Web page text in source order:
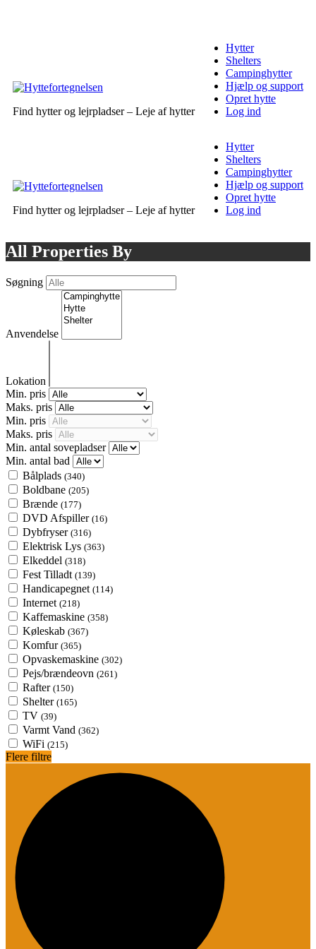
Find hytter og lejrpladser – Leje af hytter
Hytter
Shelters
Campinghytter
Hjælp og support
Opret hytte
Log ind
Find hytter og lejrpladser – Leje af hytter
Hytter
Shelters
Campinghytter
Hjælp og support
Opret hytte
Log ind
All Properties By
Søgning
Anvendelse
Lokation
Min. pris
Maks. pris
Min. pris
Maks. pris
Min. antal sovepladser
Min. antal bad
Bålplads (340)
Boldbane (205)
Brænde (177)
DVD Afspiller (16)
Dybfryser (316)
Elektrisk Lys (363)
Elkeddel (318)
Fest Tilladt (139)
Handicapegnet (114)
Internet (218)
Kaffemaskine (358)
Køleskab (367)
Komfur (365)
Opvaskemaskine (302)
Pejs/brændeovn (261)
Rafter (150)
Shelter (165)
TV (39)
Varmt Vand (362)
WiFi (215)
Flere filtre